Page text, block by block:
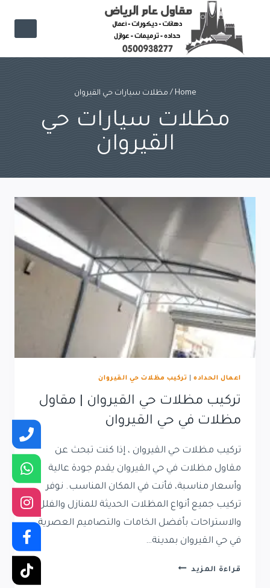
content
Home
/ مظلات سيارات حي القيروان
مظلات سيارات حي
القيروان
اعمال الحداده| تركيب مظلات حي القيروان
تركيب مظلات حي القيروان | مقاول
مظلات في حي القيروان
تركيب مظلات حي القيروان ، إذا كنت تبحث عن
مقاول مظلات في حي القيروان يقدم جودة عالية
وأسعار مناسبة، فأنت في المكان المناسب. نوفر
تركيب جميع أنواع المظلات الحديثة للمنازل والفلل
والاستراحات بأفضل الخامات والتصاميم العصرية
في حي القيروان بمدينة…
قراءة المزيد تركيب